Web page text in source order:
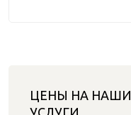
ЦЕНЫ НА НАШИ
УСЛУГИ